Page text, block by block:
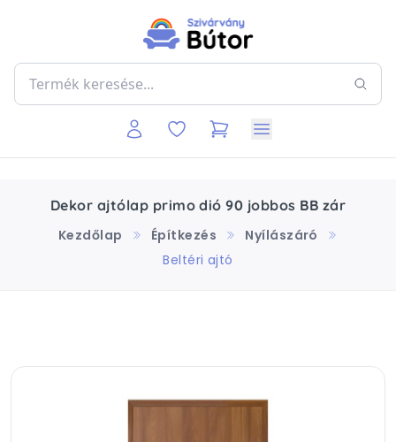
Dekor ajtólap primo dió 90 jobbos BB zár
Kezdőlap
Építkezés
Nyílászáró
Beltéri ajtó